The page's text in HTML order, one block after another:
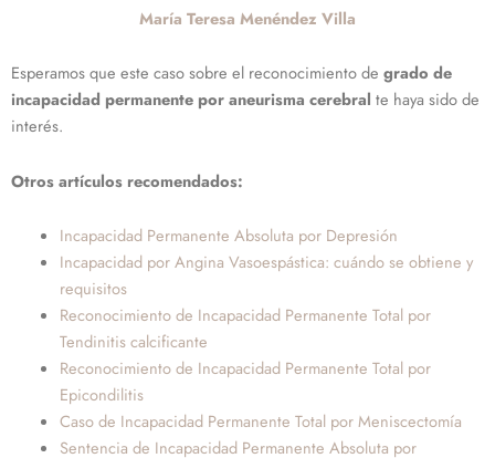
María Teresa Menéndez Villa
Esperamos que este caso sobre el reconocimiento de grado de
incapacidad permanente por aneurisma cerebral te haya sido de
interés.
Otros artículos recomendados:
Incapacidad Permanente Absoluta por Depresión
Incapacidad por Angina Vasoespástica: cuándo se obtiene y
requisitos
Reconocimiento de Incapacidad Permanente Total por
Tendinitis calcificante
Reconocimiento de Incapacidad Permanente Total por
Epicondilitis
Caso de Incapacidad Permanente Total por Meniscectomía
Sentencia de Incapacidad Permanente Absoluta por